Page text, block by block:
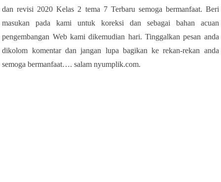
dan revisi 2020 Kelas 2 tema 7 Terbaru semoga bermanfaat. Beri
masukan pada kami untuk koreksi dan sebagai bahan acuan
pengembangan Web kami dikemudian hari. Tinggalkan pesan anda
dikolom komentar dan jangan lupa bagikan ke rekan-rekan anda
semoga bermanfaat…. salam nyumplik.com.